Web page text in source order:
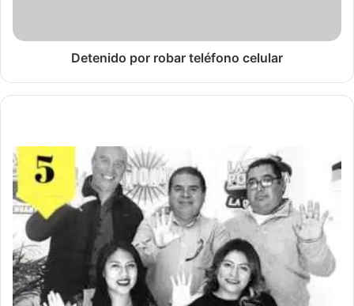
Detenido por robar teléfono celular